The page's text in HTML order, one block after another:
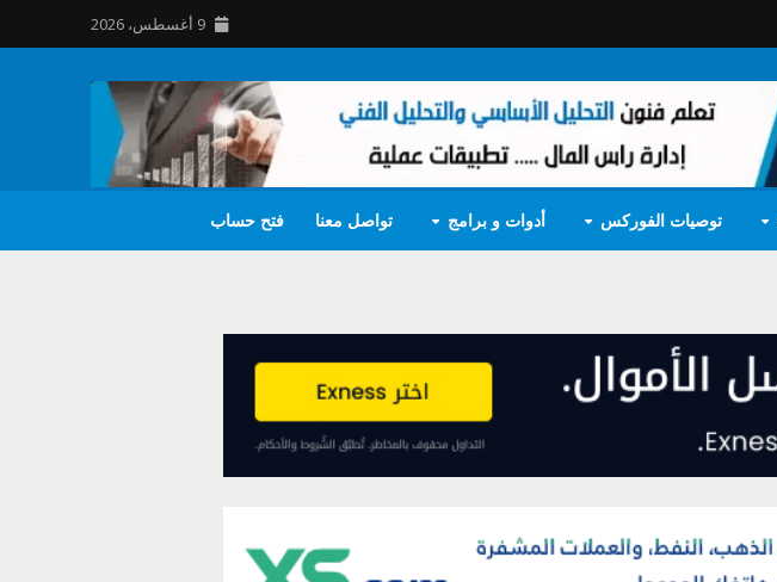
9 أغسطس، 2026
توصيات الفوركس أدوات و برامج تواصل معنا فتح حساب